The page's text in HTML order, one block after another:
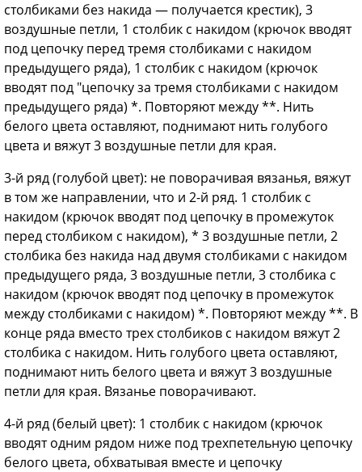
столбиками без накида — получается крестик), 3
воздушные петли, 1 столбик с накидом (крючок вводят
под цепочку перед тремя столбиками с накидом
предыдущего ряда), 1 столбик с накидом (крючок
вводят под "цепочку за тремя столбиками с накидом
предыдущего ряда) *. Повторяют между **. Нить
белого цвета оставляют, поднимают нить голубого
цвета и вяжут 3 воздушные петли для края.
3-й ряд (голубой цвет): не поворачивая вязанья, вяжут
в том же направлении, что и 2-й ряд. 1 столбик с
накидом (крючок вводят под цепочку в промежуток
перед столбиком с накидом), * 3 воздушные петли, 2
столбика без накида над двумя столбиками с накидом
предыдущего ряда, 3 воздушные петли, 3 столбика с
накидом (крючок вводят под цепочку в промежуток
между столбиками с накидом) *. Повторяют между **. В
конце ряда вместо трех столбиков с накидом вяжут 2
столбика с накидом. Нить голубого цвета оставляют,
поднимают нить белого цвета и вяжут 3 воздушные
петли для края. Вязанье поворачивают.
4-й ряд (белый цвет): 1 столбик с накидом (крючок
вводят одним рядом ниже под трехпетельную цепочку
белого цвета, обхватывая вместе и цепочку